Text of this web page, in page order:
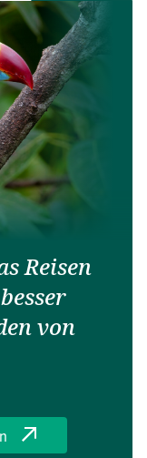
Reisen
von